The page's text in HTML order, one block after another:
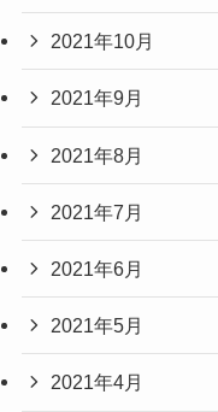
2021年10月
2021年9月
2021年8月
2021年7月
2021年6月
2021年5月
2021年4月